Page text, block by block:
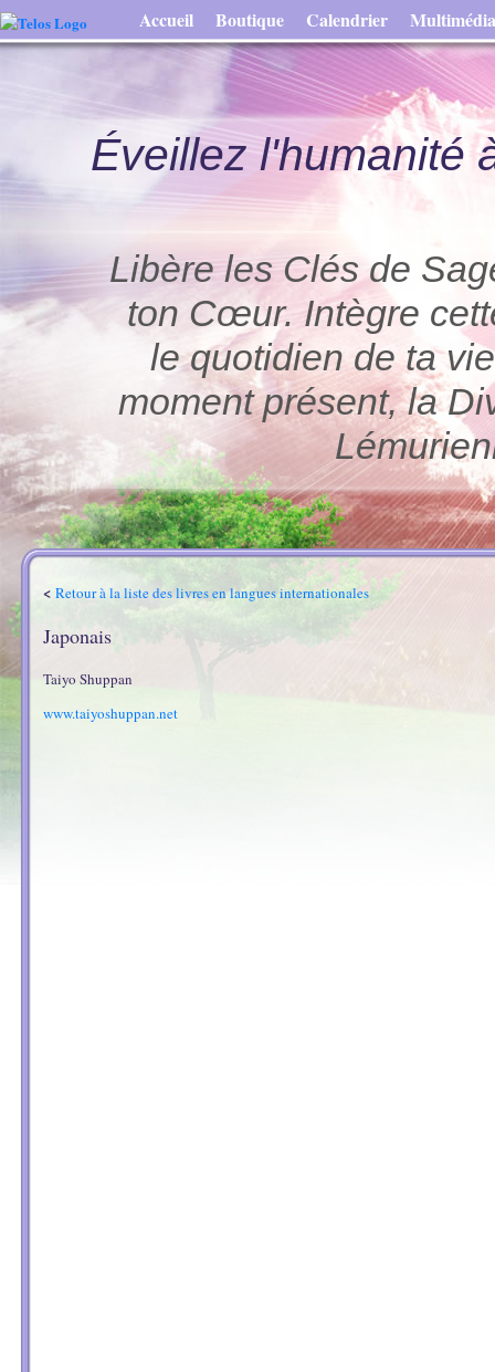
Accueil Boutique Calendrier Multimédia
Éveillez l'humanité
Libère les Clés de
ton Cœur. Intègre
le quotidien de ta
moment présent, la
< Retour à la liste des livres en langues internationales
Japonais
Taiyo Shuppan
www.taiyoshuppan.net